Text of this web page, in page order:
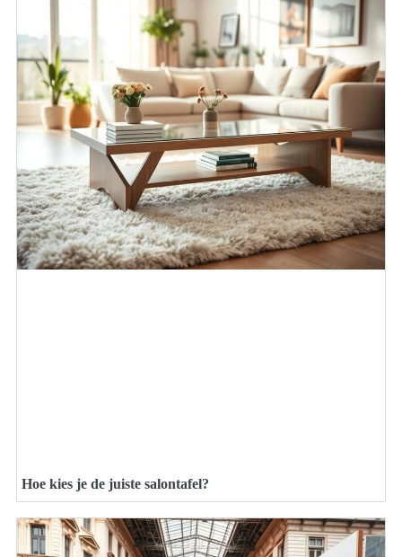
Hoe kies je de juiste salontafel?